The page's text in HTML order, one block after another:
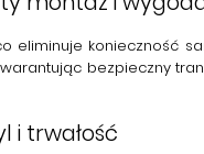
eliminuje konieczność
bezpieczny
i trwałość